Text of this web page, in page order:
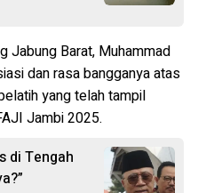
Jabung Barat, Muhammad
dan rasa bangganya atas
yang telah tampil
Jambi 2025.
di Tengah